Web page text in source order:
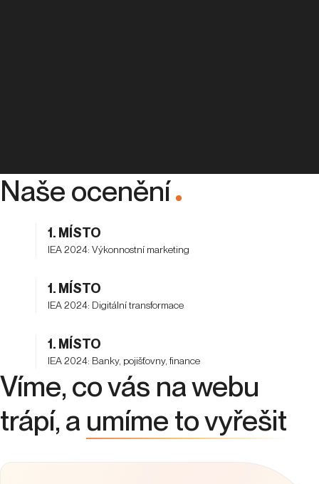
Naše ocenění
.
1. MÍSTO
IEA 2024: Výkonnostní marketing
1. MÍSTO
IEA 2024: Digitální transformace
1. MÍSTO
IEA 2024: Banky, pojišťovny, finance
Víme, co vás na webu
trápí, a umíme to vyřešit